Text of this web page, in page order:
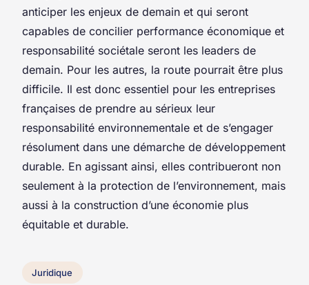
anticiper les enjeux de demain et qui seront
capables de concilier performance économique et
responsabilité sociétale seront les leaders de
demain. Pour les autres, la route pourrait être plus
difficile. Il est donc essentiel pour les entreprises
françaises de prendre au sérieux leur
responsabilité environnementale et de s’engager
résolument dans une démarche de développement
durable. En agissant ainsi, elles contribueront non
seulement à la protection de l’environnement, mais
aussi à la construction d’une économie plus
équitable et durable.
Juridique